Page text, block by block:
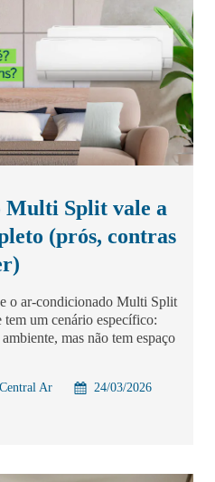
Multi Split vale a
(prós, contras
o ar-condicionado Multi Split
um cenário específico:
mas não tem espaço
Ar
24/03/2026